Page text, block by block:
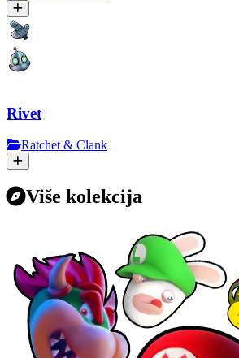
Rivet
Ratchet & Clank
Više kolekcija